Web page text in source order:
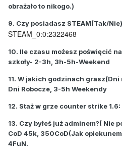
obrażało to nikogo.)
9. Czy posiadasz STEAM(Tak/
STEAM_0:0:2322468
10. Ile czasu możesz poświęcić
szkoły- 2-3h, 3h-5h-Weekend
11. W jakich godzinach
Dni Robocze, 3-5h Weekendy
12. Staż w grze counter strike
13. Czy byłeś już adminem?( Nie
CoD 45k, 350CoD(Jak
4FuN.